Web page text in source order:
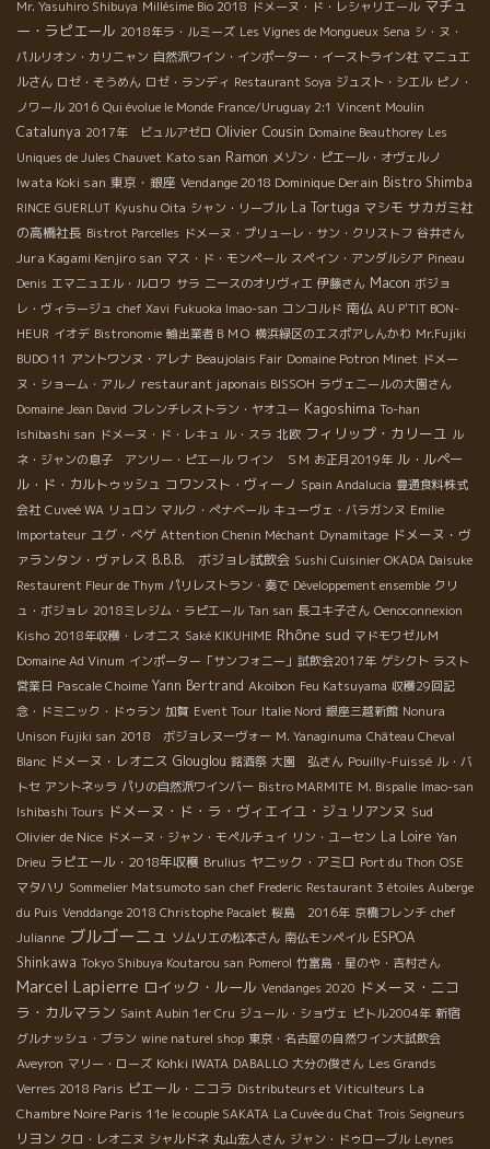
Mr. Yasuhiro Shibuya Millésime Bio 2018 ドメーヌ・ド・レシャリエール マチュ
ー・ラピエール 2018年ラ・ルミーズ Les Vignes de Mongueux Sena シ・ヌ・
パルリオン・カリニャン 自然派ワイン・インポーター・イーストライン社 マニュエ
ルさん ロゼ・そうめん ロゼ・ランディ Restaurant Soya ジュスト・シエル ピノ・
ノワール 2016 Qui évolue le Monde France/Uruguay 2:1 Vincent Moulin
Catalunya 2017年 ビュルアゼロ Olivier Cousin Domaine Beauthorey Les
Uniques de Jules Chauvet Kato san Ramon メゾン・ピエール・オヴェルノ
Iwata Koki san 東京・銀座 Vendange 2018 Dominique Derain Bistro Shimba
RINCE GUERLUT Kyushu Oita シャン・リーブル La Tortuga マシモ サカガミ社
の高橋社長 Bistrot Parcelles ドメーヌ・プリューレ・サン・クリストフ 谷井さん
Jura Kagami Kenjiro san マス・ド・モンペール スペイン・アンダルシア Pineau
Denis エマニュエル・ルロワ サラ ニースのオリヴィエ 伊藤さん Macon ボジョ
レ・ヴィラージュ chef Xavi Fukuoka Imao-san コンコルド 南仏 AU P'TIT BON-
HEUR イオデ Bistronomie 輸出業者ＢＭＯ 横浜緑区のエスポアしんかわ Mr.Fujiki
BUDO 11 アントワンヌ・アレナ Beaujolais Fair Domaine Potron Minet ドメー
ヌ・ショーム・アルノ restaurant japonais BISSOH ラヴェニールの大園さん
Domaine Jean David フレンチレストラン・ヤオユー Kagoshima To-han
Ishibashi san ドメーヌ・ド・レキュ ル・スラ 北欧 フィリップ・カリーユ ル
ネ・ジャンの息子 アンリー・ピエール ワイン ＳＭ お正月2019年 ル・ルペー
ル・ド・カルトゥッシュ コワンスト・ヴィーノ Spain Andalucia 豊通食料株式
会社 Cuveé WA リュロン マルク・ぺナベール キューヴェ・バラガンヌ Emilie
Importateur ユグ・べゲ Attention Chenin Méchant Dynamitage ドメーヌ・ヴ
ァランタン・ヴァレス B.B.B. ボジョレ試飲会 Sushi Cuisinier OKADA Daisuke
Restaurent Fleur de Thym パリレストラン・奏で Développement ensemble クリ
ュ・ボジョレ 2018ミレジム・ラピエール Tan san 長ユキ子さん Oenoconnexion
Kisho 2018年収穫・レオニス Saké KIKUHIME Rhône sud マドモワゼルＭ
Domaine Ad Vinum インポーター「サンフォニー」試飲会2017年 ゲシクト ラスト
営業日 Pascale Choime Yann Bertrand Akoibon Feu Katsuyama 収穫29回記
念・ドミニック・ドゥラン 加賀 Event Tour Italie Nord 銀座三越新館 Nonura
Unison Fujiki san 2018 ボジョレヌーヴォー M. Yanaginuma Château Cheval
Blanc ドメーヌ・レオニス Glouglou 銘酒祭 大園 弘さん Pouilly-Fuissé ル・バ
トセ アントネッラ パリの自然派ワインバー Bistro MARMITE M. Bispalie Imao-san
Ishibashi Tours ドメーヌ・ド・ラ・ヴィエイユ・ジュリアンヌ Sud
Olivier de Nice ドメーヌ・ジャン・モペルチュイ リン・ユーセン La Loire Yan
Drieu ラピエール・2018年収穫 Brulius ヤニック・アミロ Port du Thon OSE
マタハリ Sommelier Matsumoto san chef Frederic Restaurant 3 étoiles Auberge
du Puis Venddange 2018 Christophe Pacalet 桜島 2016年 京橋フレンチ chef
Julianne ブルゴーニュ ソムリエの松本さん 南仏モンペイル ESPOA
Shinkawa Tokyo Shibuya Koutarou san Pomerol 竹富島・星のや・吉村さん
Marcel Lapierre ロイック・ルール Vendanges 2020 ドメーヌ・ニコ
ラ・カルマラン Saint Aubin 1er Cru ジュール・ショヴェ ピトル2004年 新宿
グルナッシュ・ブラン wine naturel shop 東京・名古屋の自然ワイン大試飲会
Aveyron マリー・ローズ Kohki IWATA DABALLO 大分の俊さん Les Grands
Verres 2018 Paris ピエール・ニコラ Distributeurs et Viticulteurs La
Chambre Noire Paris 11e le couple SAKATA La Cuvée du Chat Trois Seigneurs
リヨン クロ・レオニヌ シャルドネ 丸山宏人さん ジャン・ドゥローブル Leynes